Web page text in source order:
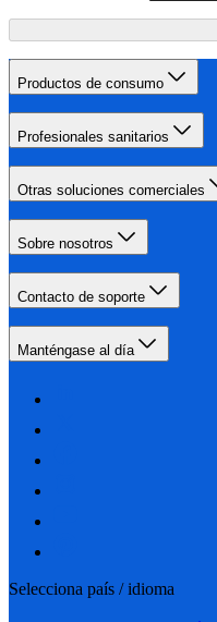
Productos de consumo
Profesionales sanitarios
Otras soluciones comerciales
Sobre nosotros
Contacto de soporte
Manténgase al día
Selecciona país / idioma